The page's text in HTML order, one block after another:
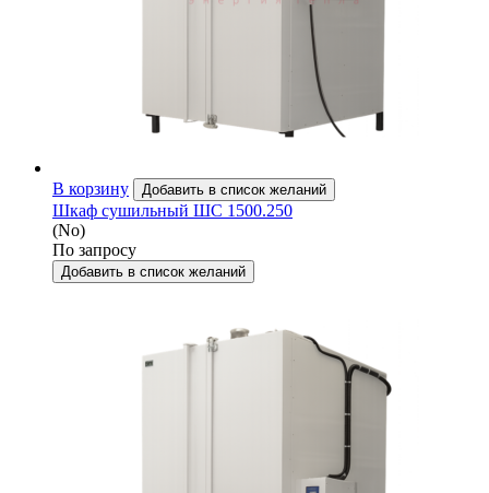
В корзину Добавить в список желаний
Шкаф сушильный ШС 1500.250
(No)
По запросу
Добавить в список желаний